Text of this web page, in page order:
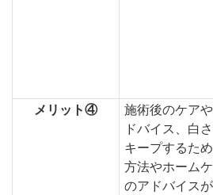
メリット④
施術後のケア
ドバイス、白
キープするた
方法やホーム
のアドバイス